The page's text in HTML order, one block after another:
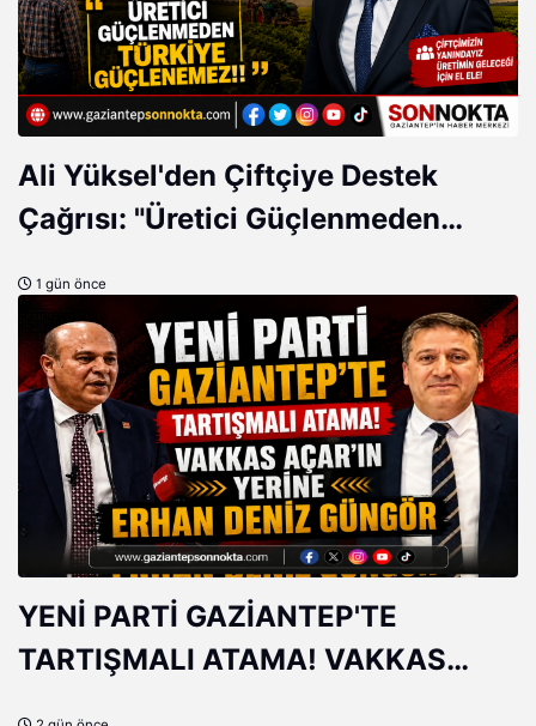
Ali Yüksel'den Çiftçiye Destek
Çağrısı: "Üretici Güçlenmeden
1 gün önce
YENİ PARTİ GAZİANTEP'TE
TARTIŞMALI ATAMA! VAKKAS